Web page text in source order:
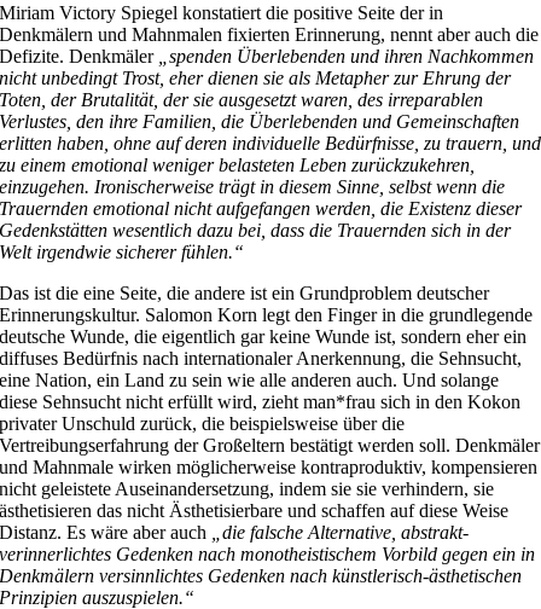
Miriam Victory Spiegel konstatiert die positive Seite der in
Denkmälern und Mahnmalen fixierten Erinnerung, nennt aber auch die
Defizite. Denkmäler
„spenden Überlebenden und ihren Nachkommen
nicht unbedingt Trost, eher dienen sie als Metapher zur Ehrung der
Toten, der Brutalität, der sie ausgesetzt waren, des irreparablen
Verlustes, den ihre Familien, die Überlebenden und Gemeinschaften
erlitten haben, ohne auf deren individuelle Bedürfnisse, zu trauern, und
zu einem emotional weniger belasteten Leben zurückzukehren,
einzugehen. Ironischerweise trägt in diesem Sinne, selbst wenn die
Trauernden emotional nicht aufgefangen werden, die Existenz dieser
Gedenkstätten wesentlich dazu bei, dass die Trauernden sich in der
Welt irgendwie sicherer fühlen.“
Das ist die eine Seite, die andere ist ein Grundproblem deutscher
Erinnerungskultur. Salomon Korn legt den Finger in die grundlegende
deutsche Wunde, die eigentlich gar keine Wunde ist, sondern eher ein
diffuses Bedürfnis nach internationaler Anerkennung, die Sehnsucht,
eine Nation, ein Land zu sein wie alle anderen auch. Und solange
diese Sehnsucht nicht erfüllt wird, zieht man*frau sich in den Kokon
privater Unschuld zurück, die beispielsweise über die
Vertreibungserfahrung der Großeltern bestätigt werden soll. Denkmäler
und Mahnmale wirken möglicherweise kontraproduktiv, kompensieren
nicht geleistete Auseinandersetzung, indem sie sie verhindern, sie
ästhetisieren das nicht Ästhetisierbare und schaffen auf diese Weise
Distanz. Es wäre aber auch
„die falsche Alternative, abstrakt-
verinnerlichtes Gedenken nach monotheistischem Vorbild gegen ein in
Denkmälern versinnlichtes Gedenken nach künstlerisch-ästhetischen
Prinzipien auszuspielen.“